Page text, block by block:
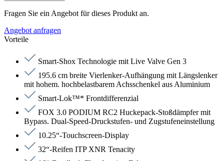
Fragen Sie ein Angebot für dieses Produkt an.
Angebot anfragen
Vorteile
Smart-Shox Technologie mit Live Valve Gen 3
195.6 cm breite Vierlenker-Aufhängung mit Längslenker
mit hohem. hochbelastbarem Achsschenkel aus Aluminium
Smart-Lok™* Frontdifferenzial
FOX 3.0 PODIUM RC2 Huckepack-Stoßdämpfer mit
Bypass. Dual-Speed-Druckstufen- und Zugstufeneinstellung
10.25“-Touchscreen-Display
32“-Reifen ITP XNR Tenacity